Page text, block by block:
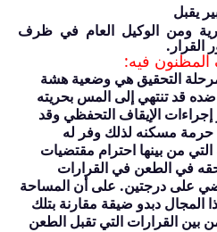
يقبل
ومن الوكيل العام في ظرف
القرار.
المظنون فيه:
التحقيق هي وضعية هشة
ضده قد تنتهي إلى المس بحريته
الإيقاف التحفظي وقد
حرمة مسكنه لذلك وفر له
من بينها احترام مقتضيات
في الطعن في القرارات
على درجتين. على أن المساحة
المجال دبدو ضيقة مقارنة بتلك
بين القرارات التي تقبل الطعن